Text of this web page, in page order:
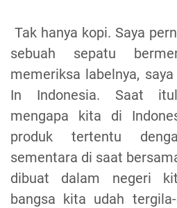
Tak hanya kopi. Saya
sebuah sepatu
memeriksa labelnya,
In Indonesia. Saat
mengapa kita di
produk tertentu
sementara di saat
dibuat dalam negeri
bangsa kita udah